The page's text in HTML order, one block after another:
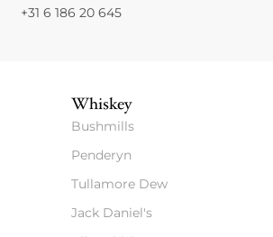
+31 6 186 20 645
Whiskey
Bushmills
Penderyn
Tullamore Dew
Jack Daniel's